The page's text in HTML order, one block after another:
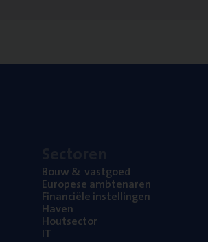
Bouw& vastgoed
Euro­pe­se ambtenaren
Finan­ci­ë­le instellingen
Haven
Hout­sec­tor
IT